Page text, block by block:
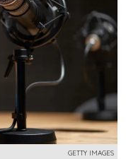
GETTY IMAGES